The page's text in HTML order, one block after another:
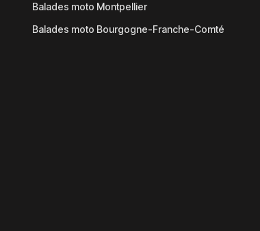
Balades moto Montpellier
Balades moto Bourgogne-Franche-Comté